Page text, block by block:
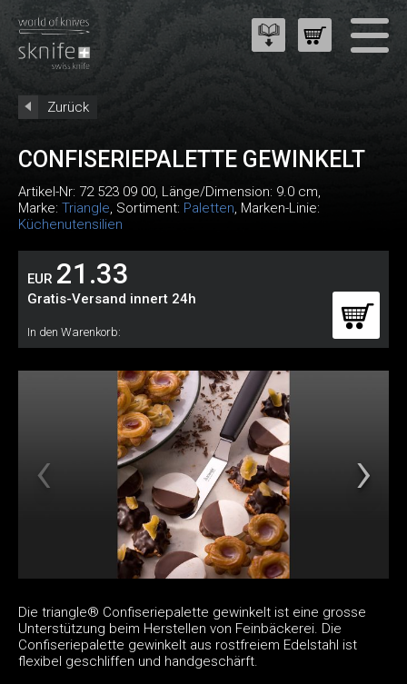
Zurück
CONFISERIEPALETTE GEWINKELT
Artikel-Nr: 72 523 09 00, Länge/Dimension: 9.0 cm,
Marke: Triangle, Sortiment: Paletten, Marken-Linie:
Küchenutensilien
EUR 21.33
Gratis-Versand innert 24h
In den Warenkorb:
Die triangle® Confiseriepalette gewinkelt ist eine grosse
Unterstützung beim Herstellen von Feinbäckerei. Die
Confiseriepalette gewinkelt aus rostfreiem Edelstahl ist
flexibel geschliffen und handgeschärft.